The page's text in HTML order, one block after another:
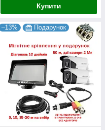
Купити
–13% Подарунок